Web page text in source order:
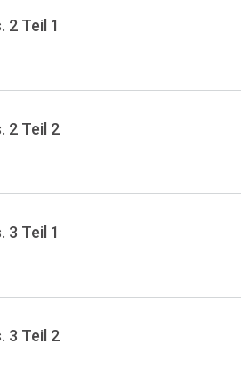
2 Teil 1
2 Teil 2
3 Teil 1
3 Teil 2